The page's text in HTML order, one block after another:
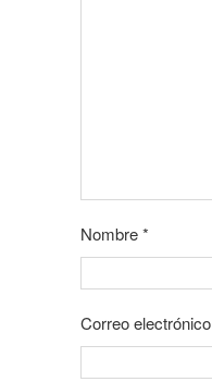
Nombre*
Correo electrónico